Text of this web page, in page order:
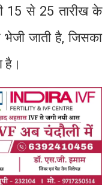
15 से 25 तारीख के
जाती है, जिसका
है।